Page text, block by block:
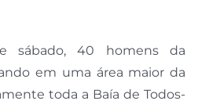
sábado, 40 homens da
em uma área maior da
toda a Baía de Todos-